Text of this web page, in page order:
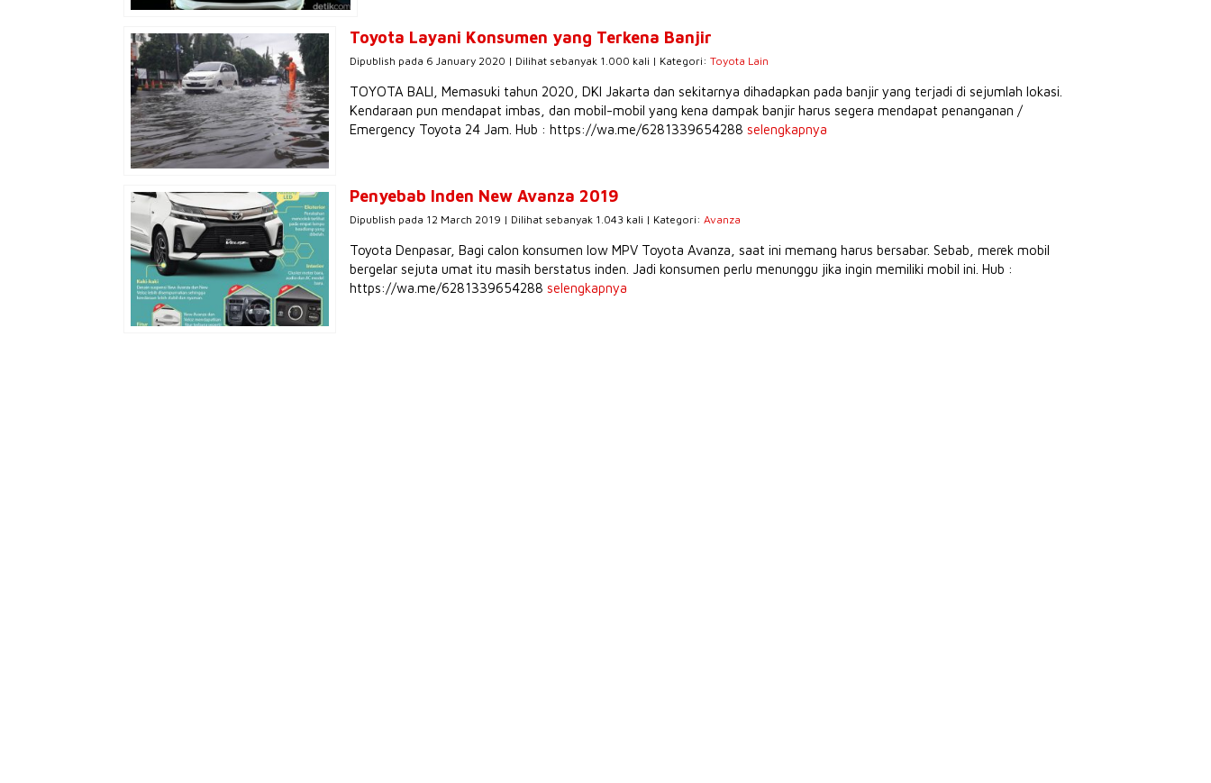
Toyota Layani Konsumen yang Terkena Banjir
Dipublish pada 6 January 2020 | Dilihat sebanyak 1.000 kali | Kategori: Toyota Lain
TOYOTA BALI, Memasuki tahun 2020, DKI Jakarta dan sekitarnya dihadapkan pada banjir yang terjadi di sejumlah lokasi.
Kendaraan pun mendapat imbas, dan mobil-mobil yang kena dampak banjir harus segera mendapat penanganan /
Emergency Toyota 24 Jam. Hub : https://wa.me/6281339654288 selengkapnya
Penyebab Inden New Avanza 2019
Dipublish pada 12 March 2019 | Dilihat sebanyak 1.043 kali | Kategori: Avanza
Toyota Denpasar, Bagi calon konsumen low MPV Toyota Avanza, saat ini memang harus bersabar. Sebab, merek mobil
bergelar sejuta umat itu masih berstatus inden. Jadi konsumen perlu menunggu jika ingin memiliki mobil ini. Hub :
https://wa.me/6281339654288 selengkapnya